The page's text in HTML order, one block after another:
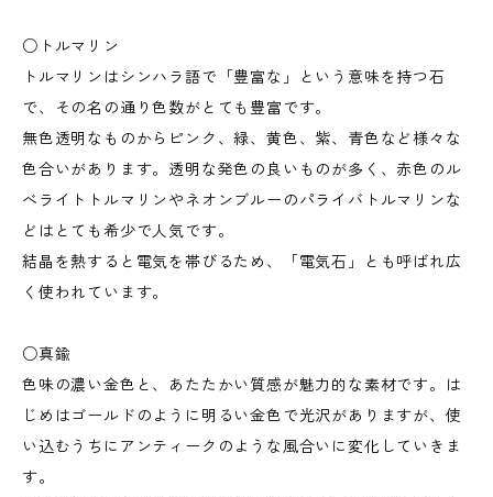
○トルマリン
トルマリンはシンハラ語で「豊富な」という意味を持つ石
で、その名の通り色数がとても豊富です。
無色透明なものからピンク、緑、黄色、紫、青色など様々な
色合いがあります。透明な発色の良いものが多く、赤色のル
べライトトルマリンやネオンブルーのパライバトルマリンな
どはとても希少で人気です。
結晶を熱すると電気を帯びるため、「電気石」とも呼ばれ広
く使われています。
○真鍮
色味の濃い金色と、あたたかい質感が魅力的な素材です。は
じめはゴールドのように明るい金色で光沢がありますが、使
い込むうちにアンティークのような風合いに変化していきま
す。